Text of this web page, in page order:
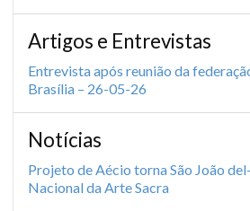
Artigos e Entrevistas
Entrevista após reunião da
Brasília – 26-05-26
Notícias
Projeto de Aécio torna São João
Nacional da Arte Sacra